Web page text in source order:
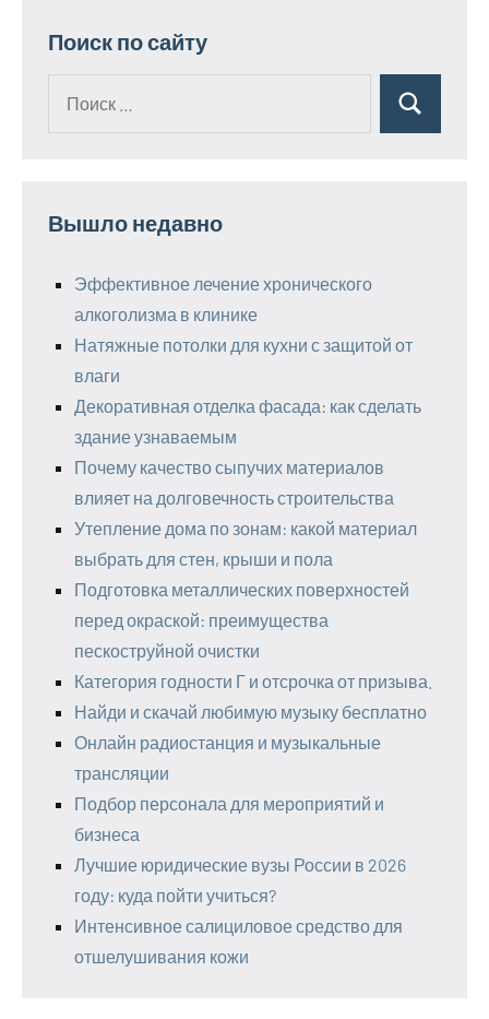
Поиск по сайту
Поиск
Вышло недавно
Эффективное лечение хронического
алкоголизма в клинике
Натяжные потолки для кухни с защитой от
влаги
Декоративная отделка фасада: как сделать
здание узнаваемым
Почему качество сыпучих материалов
влияет на долговечность строительства
Утепление дома по зонам: какой материал
выбрать для стен, крыши и пола
Подготовка металлических поверхностей
перед окраской: преимущества
пескоструйной очистки
Категория годности Г и отсрочка от призыва.
Найди и скачай любимую музыку бесплатно
Онлайн радиостанция и музыкальные
трансляции
Подбор персонала для мероприятий и
бизнеса
Лучшие юридические вузы России в 2026
году: куда пойти учиться?
Интенсивное салициловое средство для
отшелушивания кожи